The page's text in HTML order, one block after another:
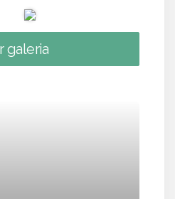
galeria